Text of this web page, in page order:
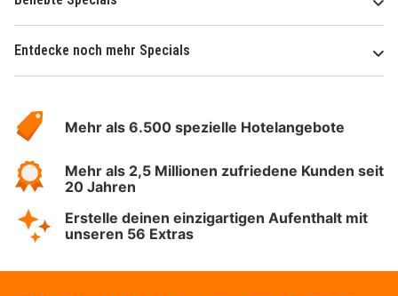
Entdecke noch mehr Specials
Hotelspecials
Mehr als 6.500 spezielle Hotelangebote
Mehr als 2,5 Millionen zufriedene Kunden seit
20 Jahren
Erstelle deinen einzigartigen Aufenthalt mit
unseren 56 Extras